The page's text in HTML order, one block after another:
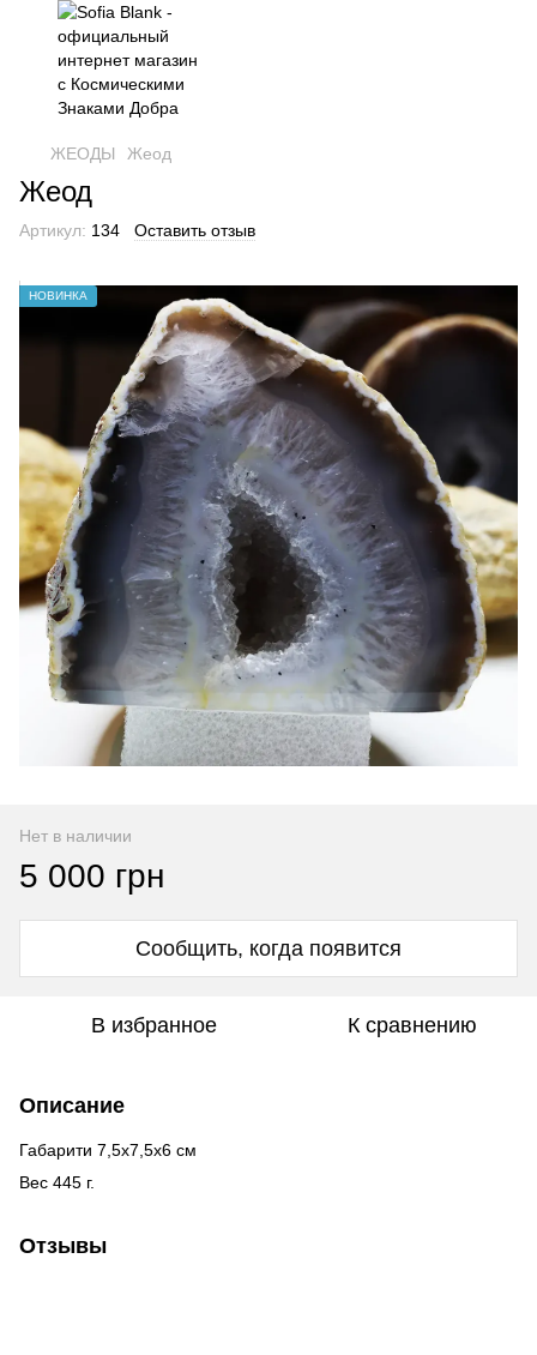
ЖЕОДЫ Жеод
Жеод
Артикул: 134 Оставить отзыв
НОВИНКА
Нет в наличии
5 000 грн
Сообщить, когда появится
В избранное К сравнению
Описание
Габарити 7,5х7,5х6 см
Вес 445 г.
Отзывы